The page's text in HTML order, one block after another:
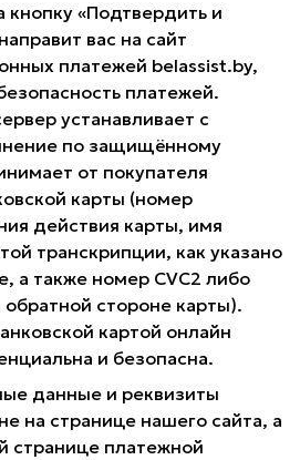
кнопку «Подтвердить и
вас на сайт
платежей belassist.by,
платежей.
устанавливает с
по защищённому
от покупателя
карты (номер
действия карты, имя
транскрипции, как указано
а также номер CVC2 либо
обратной стороне карты).
картой онлайн
и безопасна.
данные и реквизиты
на странице нашего сайта, а
странице платежной